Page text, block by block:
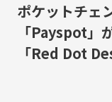
ポケットチェ
「Payspot」
「Red Dot